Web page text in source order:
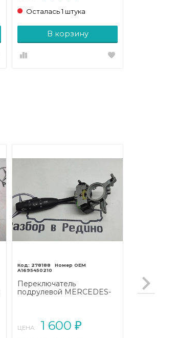
Осталась 1 штука
В корзину
278188
A1695450210
Переключатель
подрулевой MERCEDES-
ЦЕНА: 1 600 ₽